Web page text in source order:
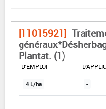
[11015921]
Plantat. (1)
DOSE MAX
D'EMPLOI
4 L/ha -